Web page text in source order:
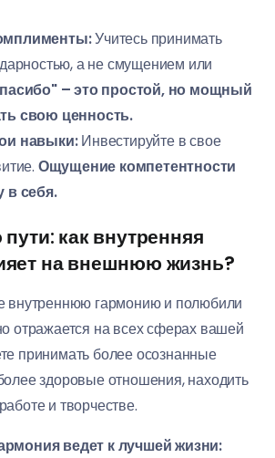
Учитесь принимать
а не смущением или
– это простой, но мощный
свою ценность.
навыки:Инвестируйте в свое
Ощущение компетентности
в себя.
как внутренняя
на внешнюю жизнь?
внутреннюю гармонию и полюбили
отражается на всех сферах вашей
принимать более осознанные
здоровые отношения, находить
и творчестве.
ведет к лучшей жизни: